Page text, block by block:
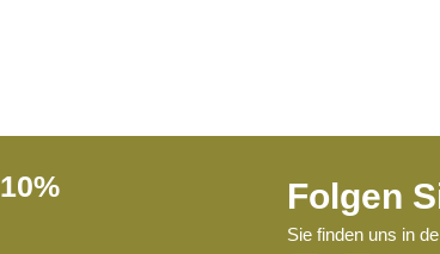
Folgen
Sie finden uns in